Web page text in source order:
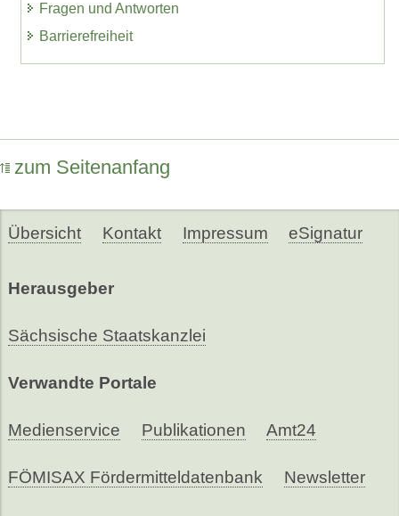
Fragen und Antworten
Barrierefreiheit
zum Seitenanfang
Übersicht Kontakt Impressum eSignatur
Herausgeber
Sächsische Staatskanzlei
Verwandte Portale
Medienservice Publikationen Amt24
FÖMISAX Fördermitteldatenbank Newsletter